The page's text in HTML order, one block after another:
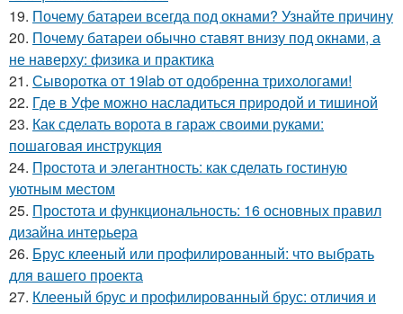
19. Почему батареи всегда под окнами? Узнайте причину
20. Почему батареи обычно ставят внизу под окнами, а
не наверху: физика и практика
21. Сыворотка от 19lab от одобренна трихологами!
22. Где в Уфе можно насладиться природой и тишиной
23. Как сделать ворота в гараж своими руками:
пошаговая инструкция
24. Простота и элегантность: как сделать гостиную
уютным местом
25. Простота и функциональность: 16 основных правил
дизайна интерьера
26. Брус клееный или профилированный: что выбрать
для вашего проекта
27. Клееный брус и профилированный брус: отличия и